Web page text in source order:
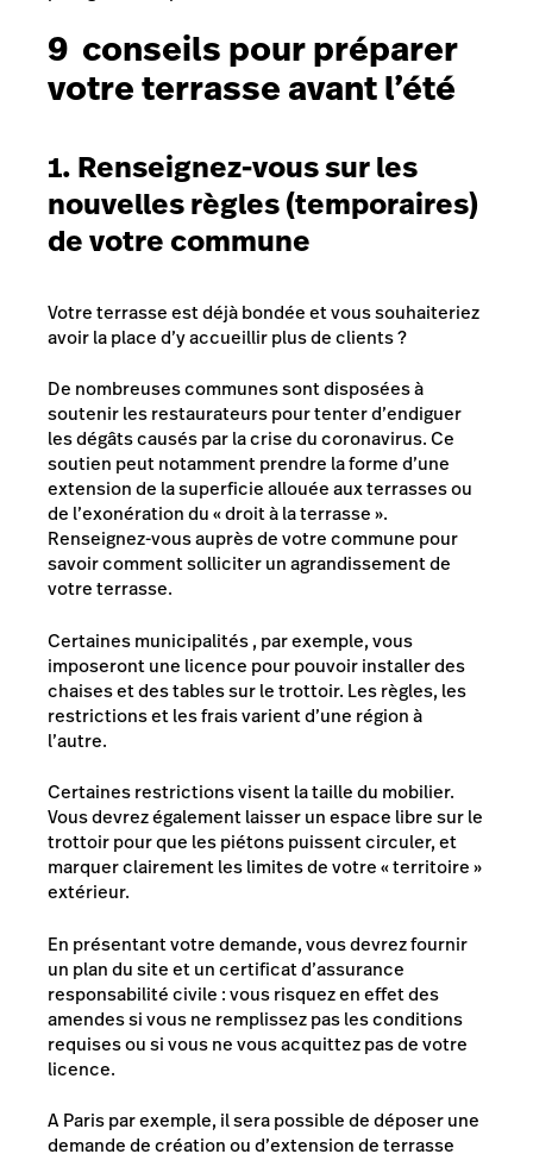
9 conseils pour préparer
votre terrasse avant l’été
1. Renseignez-vous sur les
nouvelles règles (temporaires)
de votre commune
Votre terrasse est déjà bondée et vous souhaiteriez
avoir la place d’y accueillir plus de clients ?
De nombreuses communes sont disposées à
soutenir les restaurateurs pour tenter d’endiguer
les dégâts causés par la crise du coronavirus. Ce
soutien peut notamment prendre la forme d’une
extension de la superficie allouée aux terrasses ou
de l’exonération du«droit à la terrasse».
Renseignez-vous auprès de votre commune pour
savoir comment solliciter un agrandissement de
votre terrasse.
Certaines municipalités , par exemple, vous
imposeront une licence pour pouvoir installer des
chaises et des tables sur le trottoir. Les règles, les
restrictions et les frais varient d’une région à
l’autre.
Certaines restrictions visent la taille du mobilier.
Vous devrez également laisser un espace libre sur le
trottoir pour que les piétons puissent circuler, et
marquer clairement les limites de votre « territoire »
extérieur.
En présentant votre demande, vous devrez fournir
un plan du site et un certificat d’assurance
responsabilité civile : vous risquez en effet des
amendes si vous ne remplissez pas les conditions
requises ou si vous ne vous acquittez pas de votre
licence.
A Paris par exemple, il sera possible de déposer une
demande de création ou d’extension de terrasse